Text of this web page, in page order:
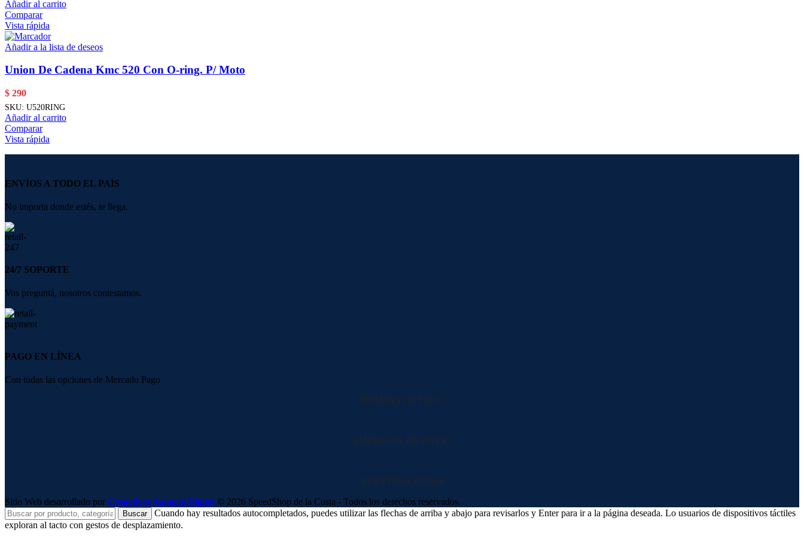
Añadir al carrito
Comparar
Vista rápida
Añadir a la lista de deseos
Union De Cadena Kmc 520 Con O-ring. P/ Moto
$ 290
SKU: U520RING
Añadir al carrito
Comparar
Vista rápida
ENVÍOS A TODO EL PAÍS
No importa donde estés, te llega.
24/7 SOPORTE
Vos preguntá, nosotros contestamos.
PAGO EN LÍNEA
Con todas las opciones de Mercado Pago
FORMAS DE PAGO
EMPRESAS DE ENVIO
NUESTRAS REDES
Sitio Web desarrollado por Creactivos Agencia Digital © 2026 SpeedShop de la Costa - Todos los derechos reservados.
Buscar
Cuando hay resultados autocompletados, puedes utilizar las flechas de arriba y abajo para revisarlos y Enter para ir a la página deseada. Lo usuarios de dispositivos táctiles
exploran al tacto con gestos de desplazamiento.